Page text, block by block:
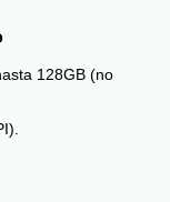
128GB (no